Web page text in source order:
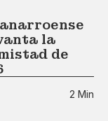
la
de
2 Min